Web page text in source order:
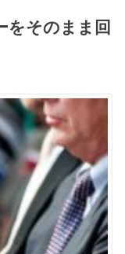
そのまま回